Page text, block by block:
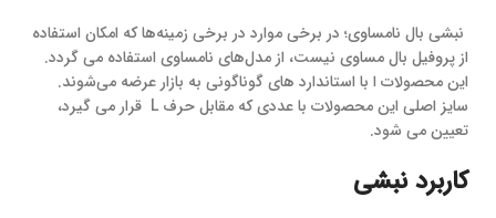
نبشی بال نامساوی؛ در برخی موارد در برخی زمینه‌ها که امکان استفاده
از پروفیل بال مساوی نیست، از مدل‌های نامساوی استفاده می ‌گردد.
این محصولات ا با استاندارد های گوناگونی به بازار عرضه می‌شوند.
سایز اصلی این محصولات با عددی که مقابل حرف L قرار می گیرد،
تعیین می شود.
کاربرد نبشی